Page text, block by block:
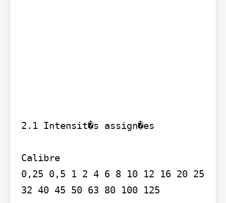
2.1 Intensit�s assign�es
Calibre
0,25 0,5 1 2 4 6 8 10 12 16 20 25
32 40 45 50 63 80 100 125